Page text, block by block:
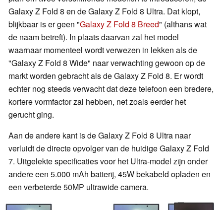
Galaxy Z Fold 8 en de Galaxy Z Fold 8 Ultra. Dat klopt,
blijkbaar is er geen "Galaxy Z Fold 8 Breed" (althans wat
de naam betreft). In plaats daarvan zal het model
waarnaar momenteel wordt verwezen in lekken als de
"Galaxy Z Fold 8 Wide" naar verwachting gewoon op de
markt worden gebracht als de Galaxy Z Fold 8. Er wordt
echter nog steeds verwacht dat deze telefoon een bredere,
kortere vormfactor zal hebben, net zoals eerder het
gerucht ging.
Aan de andere kant is de Galaxy Z Fold 8 Ultra naar
verluidt de directe opvolger van de huidige Galaxy Z Fold
7. Uitgelekte specificaties voor het Ultra-model zijn onder
andere een 5.000 mAh batterij, 45W bekabeld opladen en
een verbeterde 50MP ultrawide camera.